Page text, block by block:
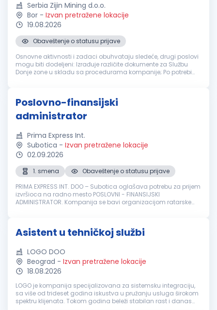
Serbia Zijin Mining d.o.o.
Bor - Izvan pretražene lokacije
19.08.2026
Obaveštenje o statusu prijave
Osnovne aktivnosti i zadaci obuhvataju sledeće, drugi poslovi
mogu biti dodeljeni: Izrađuje različite dokumente za Službu
Donje zone u skladu sa procedurama kompanije; Po potrebi
Poslovno-finansijski
administrator
Prima Express Int.
Subotica - Izvan pretražene lokacije
02.09.2026
1. smena
Obaveštenje o statusu prijave
PRIMA EXPRESS INT. DOO – Subotica oglašava potrebu za prijem
izvršioca na radno mesto POSLOVNI - FINANSIJSKI
ADMINISTRATOR. Kompanija se bavi organizacijom ratarske
Asistent u tehničkoj službi
LOGO DOO
Beograd - Izvan pretražene lokacije
18.08.2026
LOGO je kompanija specijalizovana za sistemsku integraciju,
sa više od trideset godina iskustva u pružanju usluga širokom
spektru klijenata. Tokom godina beleži stabilan rast i danas